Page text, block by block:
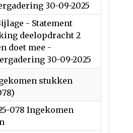
30-09-2025
- Statement
deelopdracht 2
doet mee -
30-09-2025
stukken
078 Ingekomen